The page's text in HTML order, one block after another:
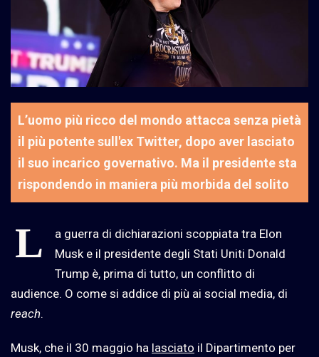
L’uomo più ricco del mondo attacca senza pietà
il più potente sull'ex Twitter, dopo aver lasciato
il suo incarico governativo. Ma il presidente sta
rispondendo in maniera più morbida del solito
L
a guerra di dichiarazioni scoppiata tra Elon
Musk e il presidente degli Stati Uniti Donald
Trump è, prima di tutto, un conflitto di
audience. O come si addice di più ai social media, di
reach.
Musk, che il 30 maggio ha lasciato il Dipartimento per